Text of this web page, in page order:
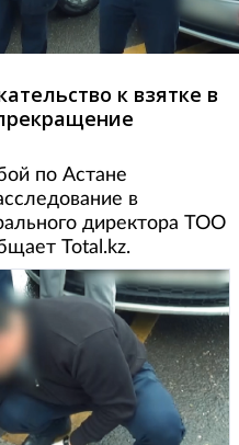
к взятке в
по Астане
в
директора ТОО
Total.kz.